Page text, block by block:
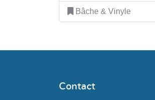
Bâche & Vinyle
Contact